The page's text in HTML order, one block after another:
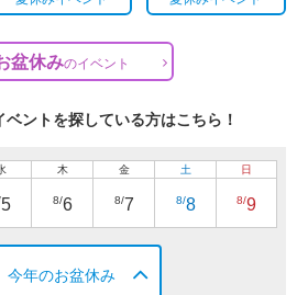
盆休みのイベント
ントを探している方はこちら！
5
木
8/6
金
8/7
土
8/8
日
8/9
今年のお盆休み